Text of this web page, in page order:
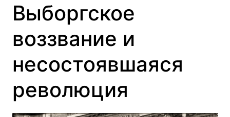
Выборгское
воззвание и
несостоявшаяся
революция